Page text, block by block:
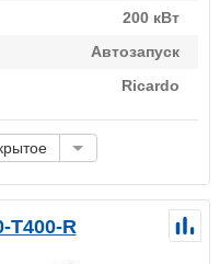
200 кВт
Автозапуск
Ricardo
Т400-R